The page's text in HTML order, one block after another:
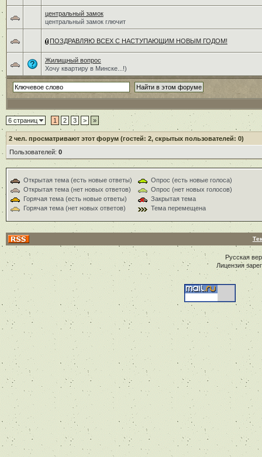
центральный замок
центральный замок глючит
ПОЗДРАВЛЯЮ ВСЕХ С НАСТУПАЮЩИМ НОВЫМ ГОДОМ!
Жилищный вопрос
Хочу квартиру в Минске...!)
6 страниц 1 2 3 > »
2чел. просматривают этот форум (гостей: 2, скрытых пользователей: 0)
Пользователей: 0
Открытая тема (есть новые ответы)
Открытая тема (нет новых ответов)
Горячая тема (есть новые ответы)
Горячая тема (нет новых ответов)
Опрос (есть новые голоса)
Опрос (нет новых голосов)
Закрытая тема
Тема перемещена
Русская
Лицензия